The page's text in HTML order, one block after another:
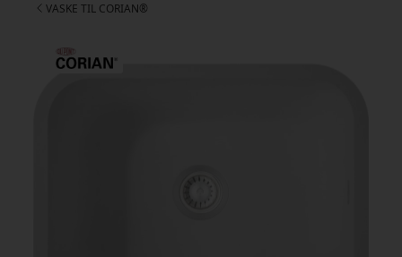
VASKE TIL CORIAN®